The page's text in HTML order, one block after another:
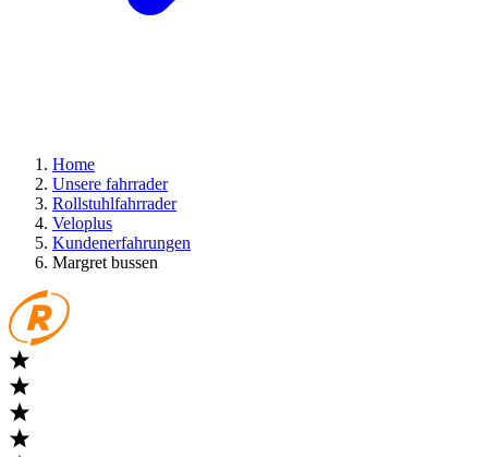
Home
Unsere fahrrader
Rollstuhlfahrrader
Veloplus
Kundenerfahrungen
Margret bussen